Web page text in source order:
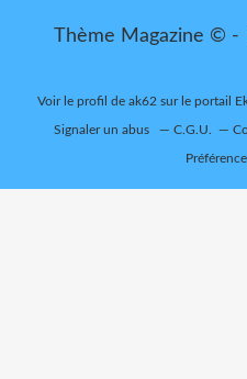
Thème Magazine ©
Voir le profil de ak62 sur le portail
Signaler un abus C.G.U.